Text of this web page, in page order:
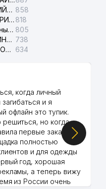
ООО
504 м
505 м
515 м
520 м
ЮНУСАБАДСКАЯ АВАРИЙНАЯ СЛУЖБА ЭЛЕКТРОСЕТИ 858
НАВОИЙСКОЕ ТЕРРИТОРИАЛЬНОЕ ПРЕДПРИЯТИЕ ЭЛЕКТРОСЕТИ АО 818
Ташкентский следственный изолятор 805
СЕРГЕЛИЙСКАЯ АВАРИЙНАЯ СЛУЖБА ЭЛЕКТРОСЕТИ 738
УЧТЕПИНСКИЙ МЕЖРАЙОННЫЙ СУД ПО ГРАЖДАНСКИМ ДЕЛАМ 634
когда личный
и я
офлайн это тупик.
но когда
первые заказы,
полностью
и для одежды
год, хорошая
а теперь вижу
из России очень